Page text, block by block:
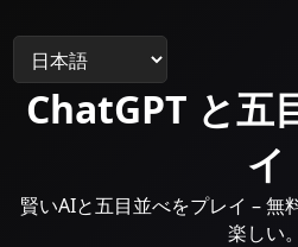
ChatGPT と五
イ
賢いAIと五目並べをプレイ – 無
楽しい。